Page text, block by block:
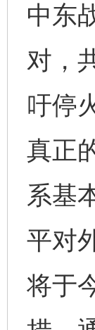
中东
对，
吁停
真正
系基
平对
将于